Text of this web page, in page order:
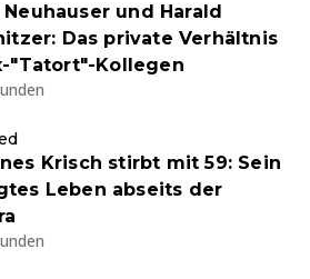
und Harald
Das private Verhältnis
"Tatort"-Kollegen
Krisch stirbt mit 59: Sein
Leben abseits der